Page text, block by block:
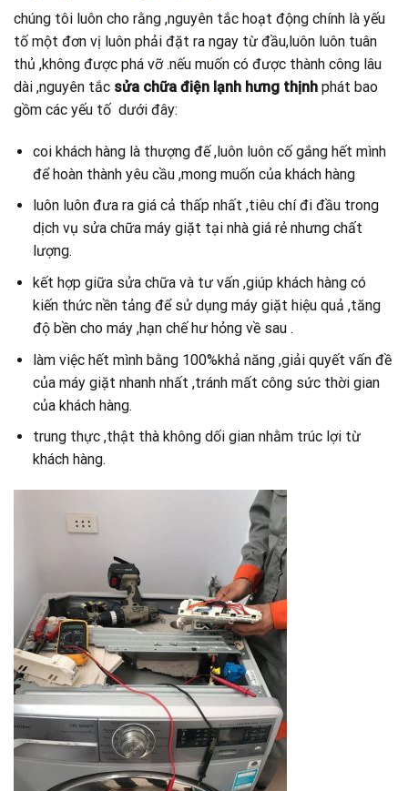
chúng tôi luôn cho rằng ,nguyên tắc hoạt động chính là yếu
tố một đơn vị luôn phải đặt ra ngay từ đầu,luôn luôn tuân
thủ ,không được phá vỡ .nếu muốn có được thành công lâu
dài ,nguyên tắc sửa chữa điện lạnh hưng thịnh phát bao
gồm các yếu tố dưới đây:
coi khách hàng là thượng đế ,luôn luôn cố gắng hết mình
để hoàn thành yêu cầu ,mong muốn của khách hàng
luôn luôn đưa ra giá cả thấp nhất ,tiêu chí đi đầu trong
dịch vụ sửa chữa máy giặt tại nhà giá rẻ nhưng chất
lượng.
kết hợp giữa sửa chữa và tư vấn ,giúp khách hàng có
kiến thức nền tảng để sử dụng máy giặt hiệu quả ,tăng
độ bền cho máy ,hạn chế hư hỏng về sau .
làm việc hết mình bằng 100%khả năng ,giải quyết vấn đề
của máy giặt nhanh nhất ,tránh mất công sức thời gian
của khách hàng.
trung thực ,thật thà không dối gian nhằm trúc lợi từ
khách hàng.